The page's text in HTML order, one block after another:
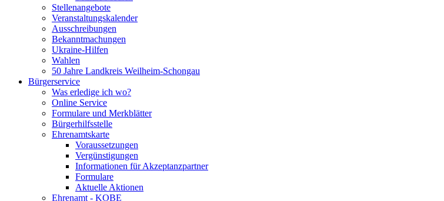
Stellenangebote
Veranstaltungskalender
Ausschreibungen
Bekanntmachungen
Ukraine-Hilfen
Wahlen
50 Jahre Landkreis Weilheim-Schongau
Bürgerservice
Was erledige ich wo?
Online Service
Formulare und Merkblätter
Bürgerhilfsstelle
Ehrenamtskarte
Voraussetzungen
Vergünstigungen
Informationen für Akzeptanzpartner
Formulare
Aktuelle Aktionen
Ehrenamt - KOBE